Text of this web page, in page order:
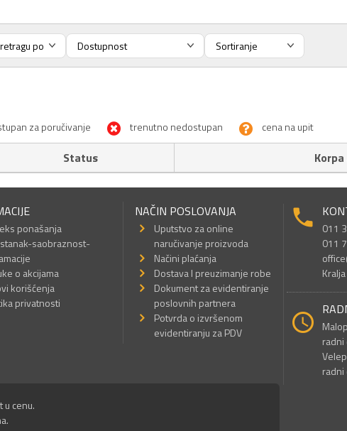
za poručivanje trenutno nedostupan cena na upit
Status
ponašanja
saobraznost-
o akcijama
korišćenja
privatnosti
NAČIN POSLOVANJA
Uputstvo za online
naručivanje proizvoda
Načini plaćanja
Dostava I preuzimanje robe
Dokument za evidentiranje
poslovnih partnera
Potvrda o izvršenom
evidentiranju za PDV
011
011
u cenu.